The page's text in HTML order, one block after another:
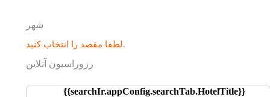
شهر
لطفا مقصد را انتخاب کنید.
رزوراسیون آنلاین
{{searchIr.appConfig.searchTab.HotelTitle}}